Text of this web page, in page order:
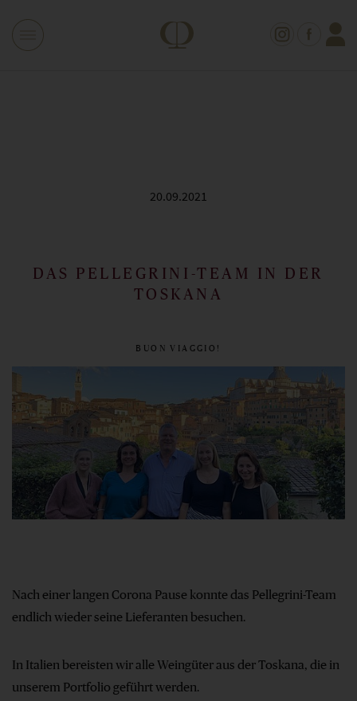
20.09.2021
DAS PELLEGRINI-TEAM IN DER
TOSKANA
BUON VIAGGIO!
Nach einer langen Corona Pause konnte das Pellegrini-Team
endlich wieder seine Lieferanten besuchen.
In Italien bereisten wir alle Weingüter aus der Toskana, die in
unserem Portfolio geführt werden.